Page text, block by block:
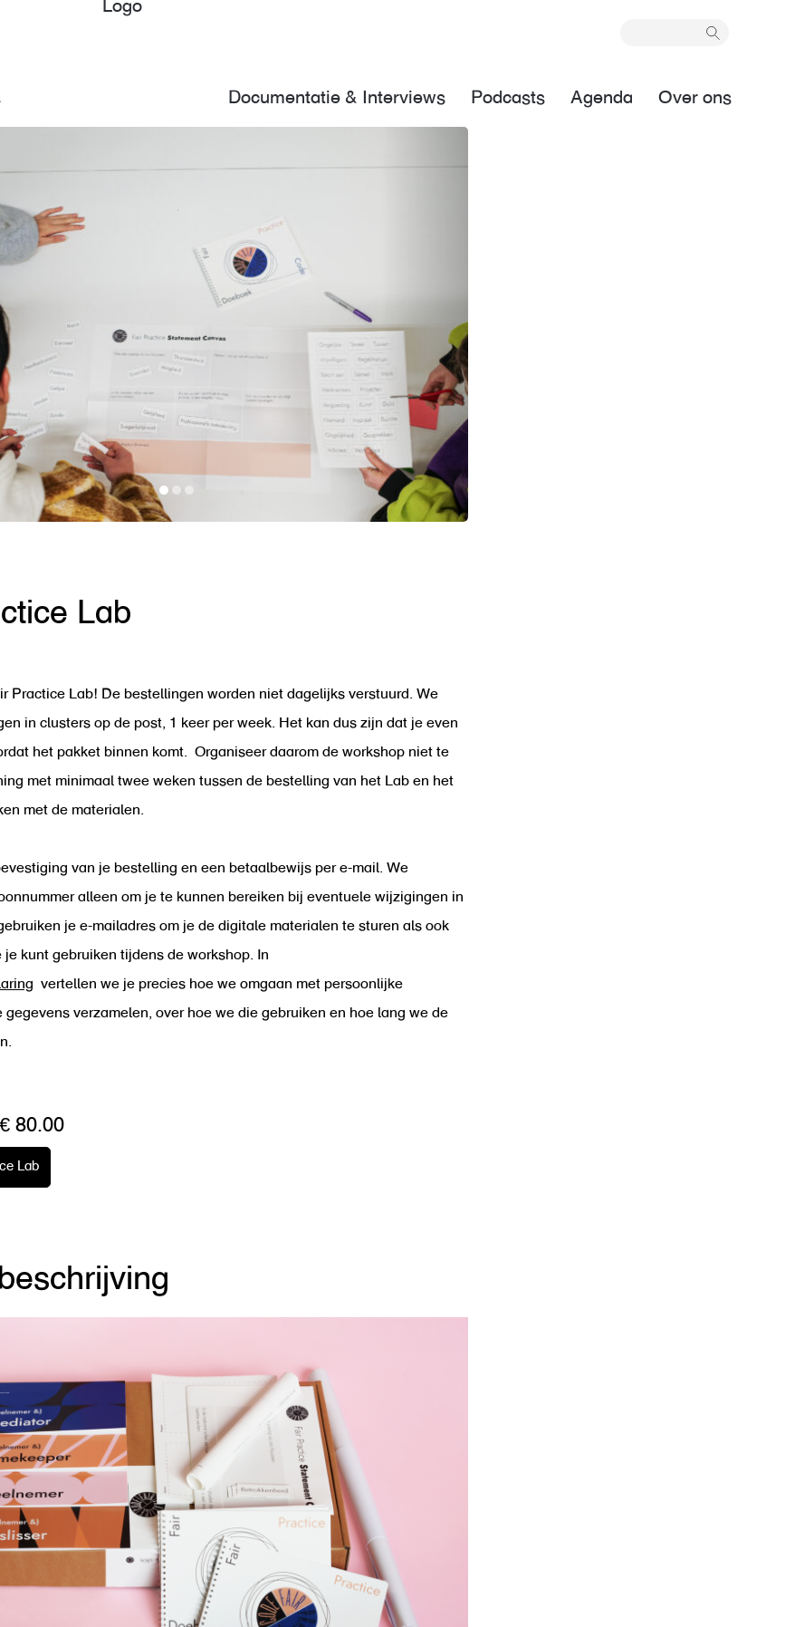
Logo
Documentatie & Interviews Podcasts Agenda Over ons
Lab
Practice Lab! De bestellingen worden niet dagelijks verstuurd. We
in clusters op de post, 1 keer per week. Het kan dus zijn dat je even
het pakket binnen komt. Organiseer daarom de workshop niet te
met minimaal twee weken tussen de bestelling van het Lab en het
met de materialen.
van je bestelling en een betaalbewijs per e-mail. We
alleen om je te kunnen bereiken bij eventuele wijzigingen in
je e-mailadres om je de digitale materialen te sturen als ook
kunt gebruiken tijdens de workshop. In
vertellen we je precies hoe we omgaan met persoonlijke
gegevens verzamelen, over hoe we die gebruiken en hoe lang we de
80.00
Lab